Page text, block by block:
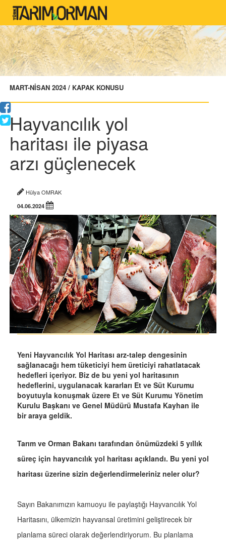
MART-NİSAN 2024 / KAPAK KONUSU
Hayvancılık yol
haritası ile piyasa
arzı güçlenecek
Hülya OMRAK
04.06.2024
Yeni Hayvancılık Yol Haritası arz-talep dengesinin
sağlanacağı hem tüketiciyi hem üreticiyi rahatlatacak
hedefleri içeriyor. Biz de bu yeni yol haritasının
hedeflerini, uygulanacak kararları Et ve Süt Kurumu
boyutuyla konuşmak üzere Et ve Süt Kurumu Yönetim
Kurulu Başkanı ve Genel Müdürü Mustafa Kayhan ile
bir araya geldik.
Tarım ve Orman Bakanı tarafından önümüzdeki 5 yıllık
süreç için hayvancılık yol haritası açıklandı. Bu yeni yol
haritası üzerine sizin değerlendirmeleriniz neler olur?
Sayın Bakanımızın kamuoyu ile paylaştığı Hayvancılık Yol
Haritasını, ülkemizin hayvansal üretimini geliştirecek bir
planlama süreci olarak değerlendiriyorum. Bu planlama